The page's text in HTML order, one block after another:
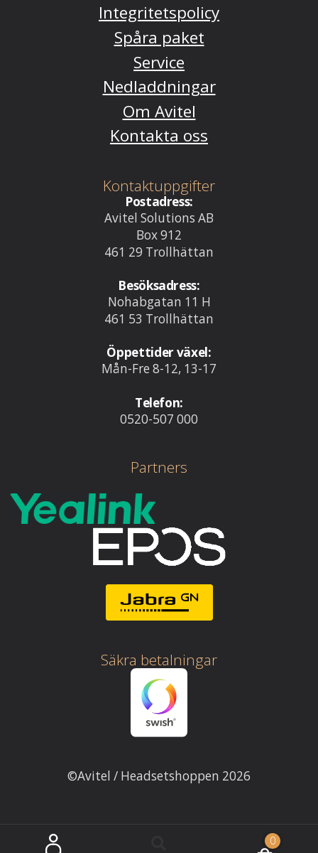
Integritetspolicy
Spåra paket
Service
Nedladdningar
Om Avitel
Kontakta oss
Kontaktuppgifter
Postadress:
Avitel Solutions AB
Box 912
461 29 Trollhättan
Besöksadress:
Nohabgatan 11 H
461 53 Trollhättan
Öppettider växel:
Mån-Fre 8-12, 13-17
Telefon:
0520-507 000
Partners
Säkra betalningar
©Avitel / Headsetshoppen 2026
0